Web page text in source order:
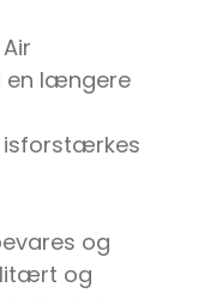
en længere
isforstærkes
og
og